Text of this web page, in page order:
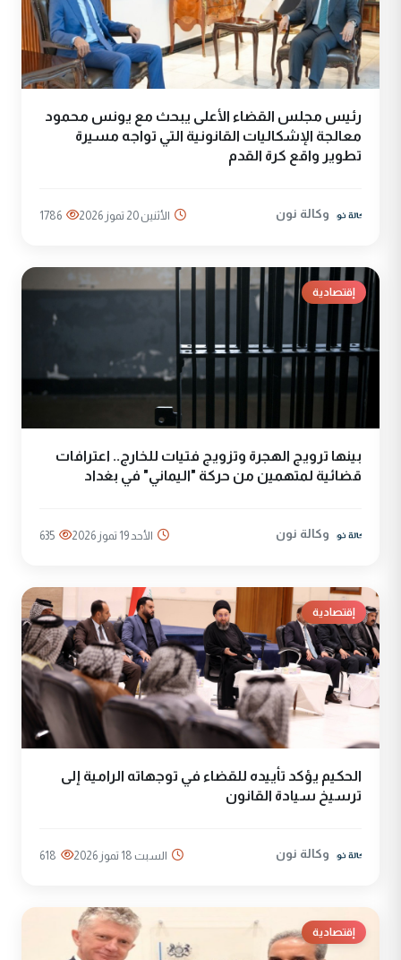
رئيس مجلس القضاء الأعلى يبحث مع يونس محمود
معالجة الإشكاليات القانونية التي تواجه مسيرة
تطوير واقع كرة القدم
وكالة نون الأثنين 20 تموز 2026 1786
إقتصادية
بينها ترويج الهجرة وتزويج فتيات للخارج.. اعترافات
قضائية لمتهمين من حركة "اليماني" في بغداد
وكالة نون الأحد 19 تموز 2026 635
إقتصادية
الحكيم يؤكد تأييده للقضاء في توجهاته الرامية إلى
ترسيخ سيادة القانون
وكالة نون السبت 18 تموز 2026 618
إقتصادية